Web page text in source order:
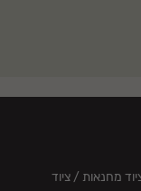
מחנאות / ציוד